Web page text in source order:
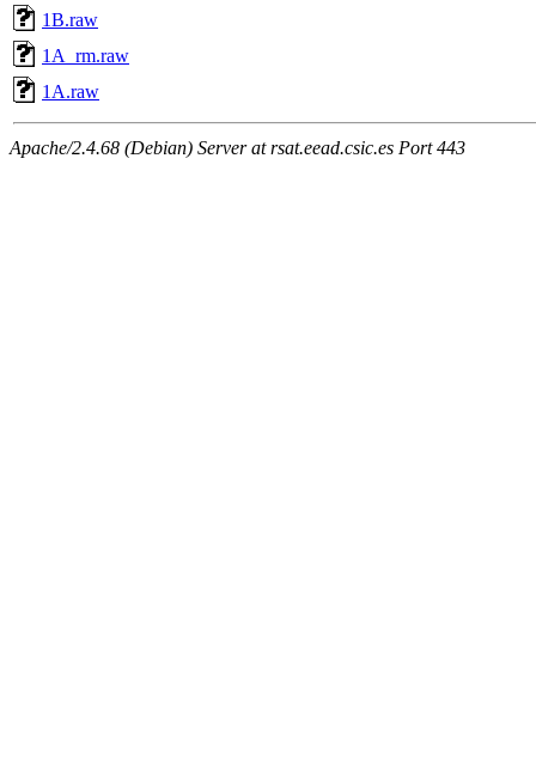
1B.raw
1A_rm.raw
1A.raw
Apache/2.4.68 (Debian) Server at rsat.eead.csic.es Port 443